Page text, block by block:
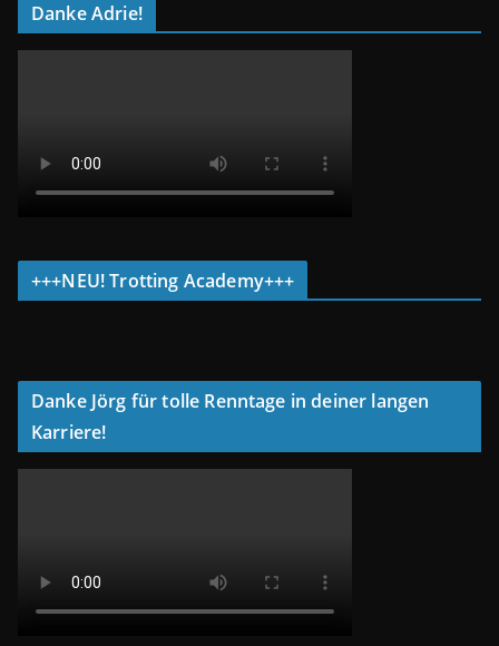
Danke Adrie!
+++NEU! Trotting Academy+++
Danke Jörg für tolle Renntage in deiner langen
Karriere!